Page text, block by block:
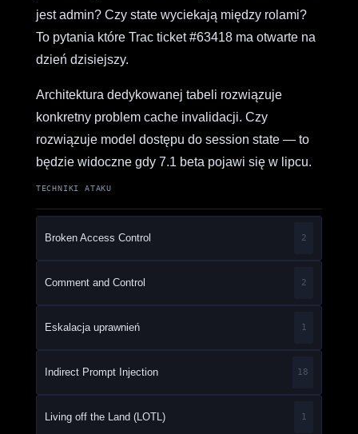
jest admin? Czy state wyciekają między rolami?
To pytania które Trac ticket #63418 ma otwarte na
dzień dzisiejszy.
Architektura dedykowanej tabeli rozwiązuje
konkretny problem cache invalidacji. Czy
rozwiązuje model dostępu do session state — to
będzie widoczne gdy 7.1 beta pojawi się w lipcu.
TECHNIKI ATAKU
Broken Access Control 2
Comment and Control 2
Eskalacja uprawnień 1
Indirect Prompt Injection 18
Living off the Land (LOTL) 1